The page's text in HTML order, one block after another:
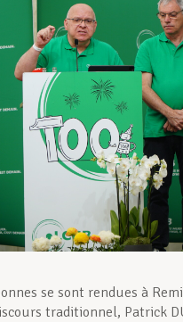
se sont rendues à
traditionnel, Patrick